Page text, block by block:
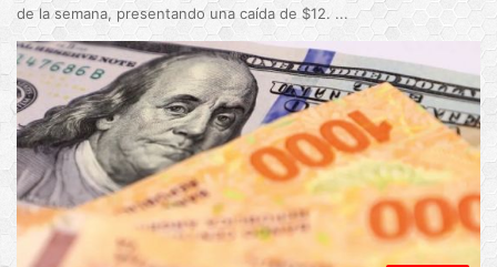
de la semana, presentando una caída de $12. ...